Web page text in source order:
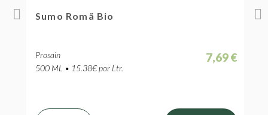
Sumo Romã Bio
Prosain
500 ML • 15.38€ por Ltr.
7,69 €